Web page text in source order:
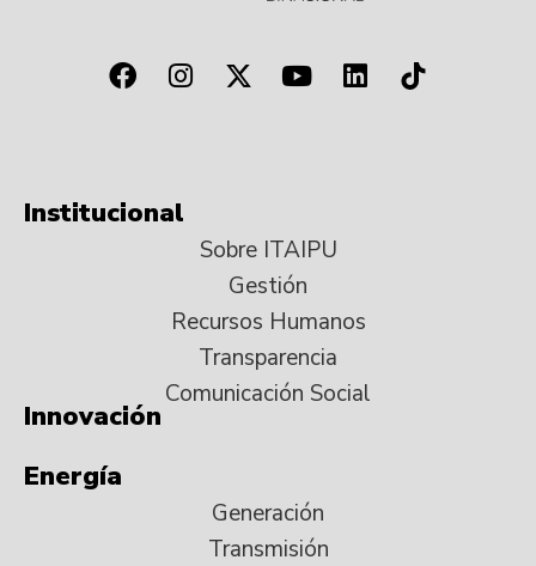
Institucional
Sobre ITAIPU
Gestión
Recursos Humanos
Transparencia
Comunicación Social
Innovación
Energía
Generación
Transmisión